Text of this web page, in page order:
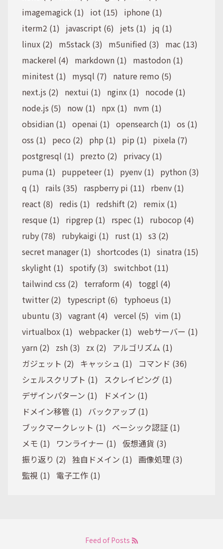
imagemagick (1)
iot (15)
iphone (1)
iterm2 (1)
javascript (6) jets (1)
jq (1)
linux (2)
m5stack (3) m5unified (3)
mac (13)
mackerel (4)
markdown (1)
mastodon (1)
minitest (1)
mysql (7)
nature remo (5)
next.js (2)
nextui (1) nginx (1)
nocode (1)
node.js (5)
now (1) npx (1)
nvm (1)
obsidian (1) openai (1) opensearch (1) os (1)
oss (1)
peco (2) php (1) pip (1)
pixela (7)
postgresql (1)
prezto (2)
privacy (1)
puma (1)
puppeteer (1) pyenv (1)
python (3)
q (1)
rails (35) raspberry pi (11)
rbenv (1)
react (8)
redis (1) redshift (2)
remix (1)
resque (1)
ripgrep (1) rspec (1)
rubocop (4)
ruby (78)
rubykaigi (1) rust (1) s3 (2)
secret manager (1) shortcodes (1) sinatra (15)
skylight (1) spotify (3) switchbot (11)
tailwind css (2)
terraform (4)
toggl (4)
twitter (2)
typescript (6)
typhoeus (1)
ubuntu (3) vagrant (4) vercel (5) vim (1)
virtualbox (1) webpacker (1) webサーバー (1)
yarn (2)
zsh (3) zx (2)
アルゴリズム (1)
ガジェット (2)
キャッシュ (1)
コマンド (36)
シェルスクリプト (1)
スクレイピング (1)
デザインパターン (1)
ドメイン (1)
ドメイン移管 (1)
バックアップ (1)
ブックマークレット (1)
ベーシック認証 (1)
メモ (1)
ワンライナー (1) 仮想通貨 (3)
振り返り (2)
独自ドメイン (1) 画像処理 (3)
監視 (1)
電子工作 (1)
Feed of Posts